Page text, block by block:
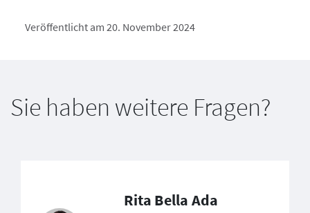
Veröffentlicht am 20. November 2024
Sie haben weitere Fragen?
Rita Bella Ada